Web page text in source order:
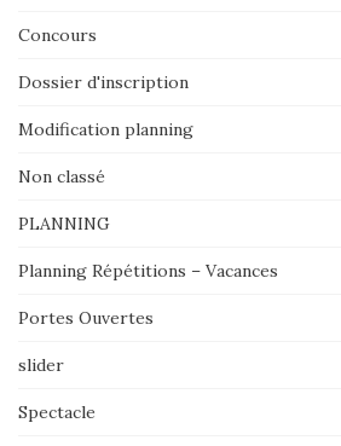
Concours
Dossier d'inscription
Modification planning
Non classé
PLANNING
Planning Répétitions – Vacances
Portes Ouvertes
slider
Spectacle